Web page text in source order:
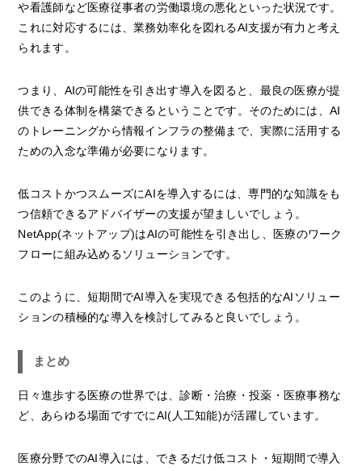
や看護師など医療従事者の労働環境の悪化といった状況です。
これに対応するには、業務効率化を図れるAI支援が有力と考え
られます。
つまり、AIの可能性を引き出す導入を図ると、最良の医療が提
供できる体制を構築できるということです。そのためには、AI
のトレーニングから情報インフラの整備まで、実際に活用する
ための入念な準備が必要になります。
低コストかつスムーズにAIを導入するには、専門的な知識をも
つ信頼できるアドバイザーの支援が望ましいでしょう。
NetApp(ネットアップ)はAIの可能性を引き出し、医療のワーク
フローに組み込めるソリューションです。
このように、短期間でAI導入を実現できる包括的なAIソリュー
ションの積極的な導入を検討してみると良いでしょう。
まとめ
日々進歩する医療の世界では、診断・治療・投薬・医療事務な
ど、あらゆる場面ですでにAI(人工知能)が活躍しています。
医療分野でのAI導入には、できるだけ低コスト・短期間で導入